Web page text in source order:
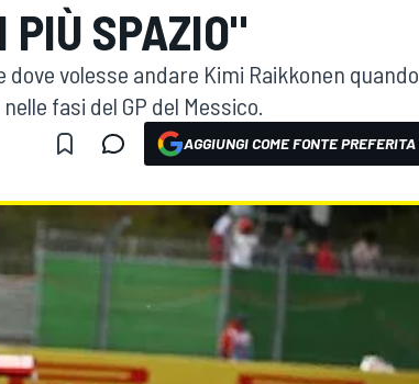
PIÙ SPAZIO"
volesse andare Kimi Raikkonen quando
fasi del GP del Messico.
AGGIUNGI COME FONTE PREFERITA